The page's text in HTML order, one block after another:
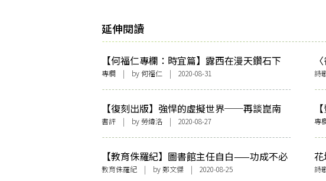
延伸閱讀
【何福仁專欄：時宜篇】露西在漫天鑽石下
專欄 | by何福仁 | 2020-08-31 詩
【復刻出版】強悍的虛擬世界──再談崑南
《天堂舞哉足下》
書評 | by勞緯洛 | 2020-08-27 專
【教育侏羅紀】圖書館主任自白——功成不必
在我
教育侏羅紀 | by 鄭文傑 | 2020-08-25 詩